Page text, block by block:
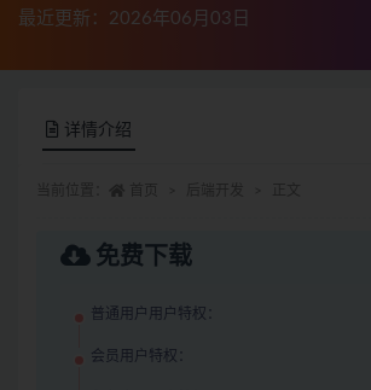
最近更新：2026年06月03日
详情介绍
免费下载
普通用户用户特权：
会员用户特权：